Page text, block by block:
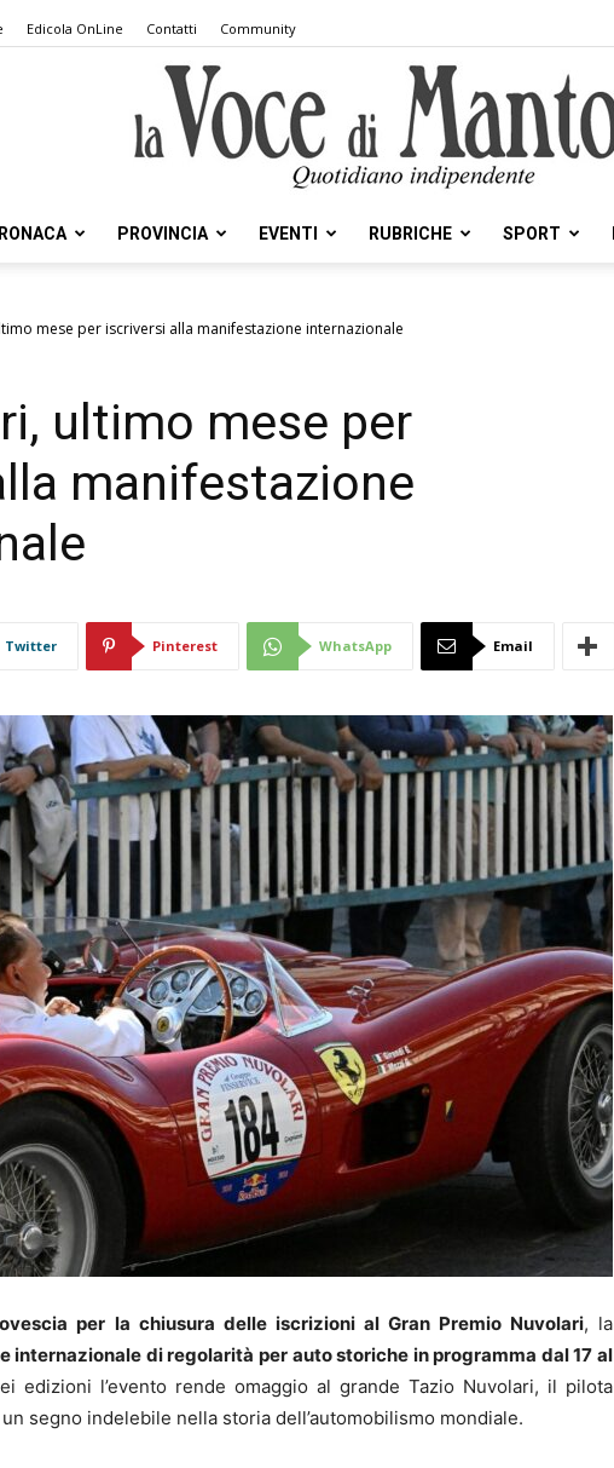
Edicola OnLine Contatti Community
Mantova
PROVINCIA EVENTI RUBRICHE SPORT
mese per iscriversi alla manifestazione internazionale
ultimo mese per
manifestazione
Twitter Pinterest WhatsApp Email
per la chiusura delle iscrizioni al Gran Premio Nuvolari, la
internazionale di regolarità per auto storiche in programma dal 17 al
edizioni l’evento rende omaggio al grande Tazio Nuvolari, il pilota
segno indelebile nella storia dell’automobilismo mondiale.